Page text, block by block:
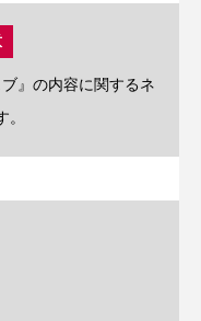
』の内容に関するネ
。